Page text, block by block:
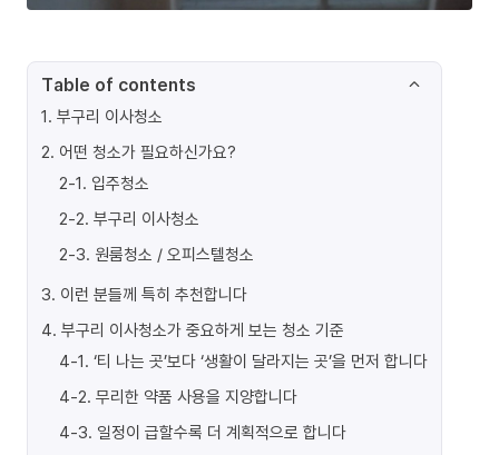
Table of contents
1. 부구리 이사청소
2. 어떤 청소가 필요하신가요?
2-1. 입주청소
2-2. 부구리 이사청소
2-3. 원룸청소 / 오피스텔청소
3. 이런 분들께 특히 추천합니다
4. 부구리 이사청소가 중요하게 보는 청소 기준
4-1. ‘티 나는 곳’보다 ‘생활이 달라지는 곳’을 먼저 합니다
4-2. 무리한 약품 사용을 지양합니다
4-3. 일정이 급할수록 더 계획적으로 합니다